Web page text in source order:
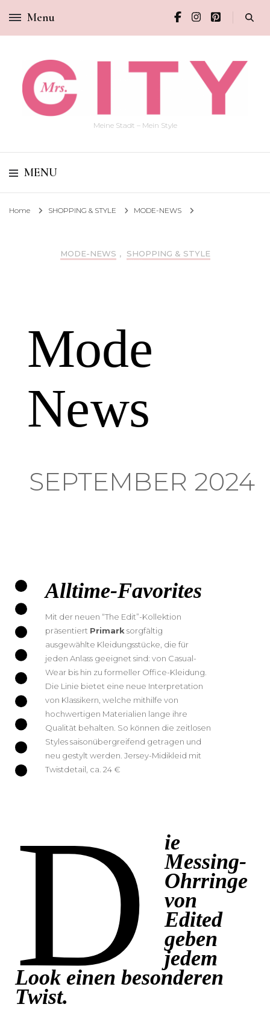
Menu
Meine Stadt – Mein Style
MENU
Home SHOPPING & STYLE MODE-NEWS
MODE-NEWS , SHOPPING & STYLE
Mode
News
SEPTEMBER 2024
Alltime-Favorites
Mit der neuen “The Edit”-Kollektion
präsentiert Primarksorgfältig
ausgewählte Kleidungsstücke, die für
jeden Anlass geeignet sind: von Casual-
Wear bis hin zu formeller Office-Kleidung.
Die Linie bietet eine neue Interpretation
von Klassikern, welche mithilfe von
hochwertigen Materialien lange ihre
Qualität behalten. So können die zeitlosen
Styles saisonübergreifend getragen und
neu gestylt werden. Jersey-Midikleid mit
Twistdetail, ca. 24 €
D
ie
Messing-
Ohrringe
von
Edited
geben
jedem
Look einen besonderen
Twist.